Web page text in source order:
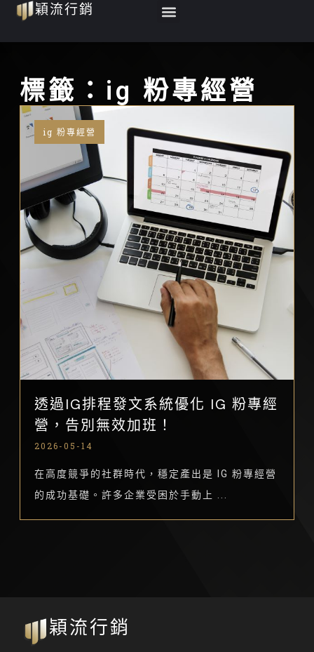
穎流行銷 Menu
標籤：ig 粉專經營
ig 粉專經營
透過IG排程發文系統優化 IG 粉專經
營，告別無效加班！
2026-05-14
在高度競爭的社群時代，穩定產出是 IG 粉專經營
的成功基礎。許多企業受困於手動上 ...
穎流行銷